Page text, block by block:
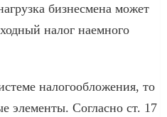
бизнесмена может
налог наемного
налогообложения, то
элементы. Согласно ст. 17